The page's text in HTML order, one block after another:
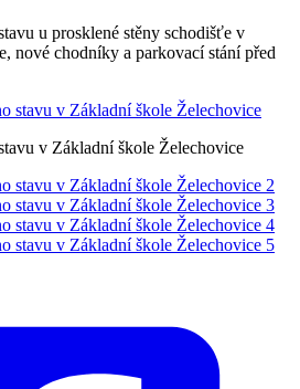
u prosklené stěny schodišťe v
nové chodníky a parkovací stání před
v Základní škole Želechovice